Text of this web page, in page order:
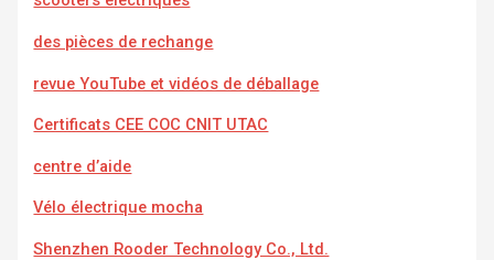
des pièces de rechange
revue YouTube et vidéos de déballage
Certificats CEE COC CNIT UTAC
centre d’aide
Vélo électrique mocha
Shenzhen Rooder Technology Co., Ltd.